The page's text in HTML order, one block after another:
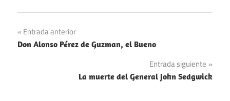
Navegación
de
Entrada anterior
Don Alonso Pérez de Guzman, el Bueno
Entrada siguiente
La muerte del General John Sedgwick